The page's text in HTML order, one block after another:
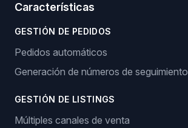
Características
GESTIÓN DE PEDIDOS
Pedidos automáticos
Generación de números de seguimiento
GESTIÓN DE LISTINGS
Múltiples canales de venta